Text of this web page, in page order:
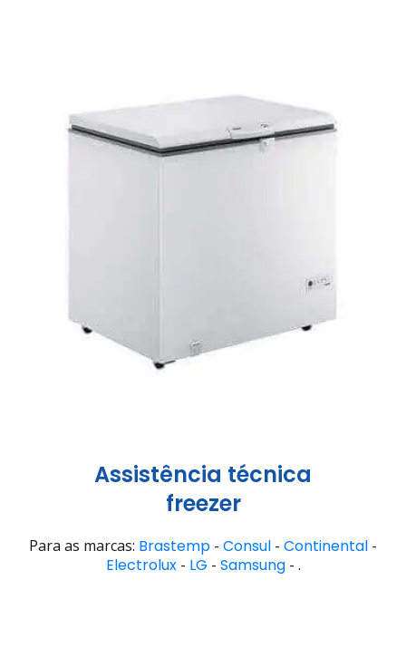
Assistência técnica
freezer
Para as marcas: Brastemp - Consul - Continental -
Electrolux- LG - Samsung- .